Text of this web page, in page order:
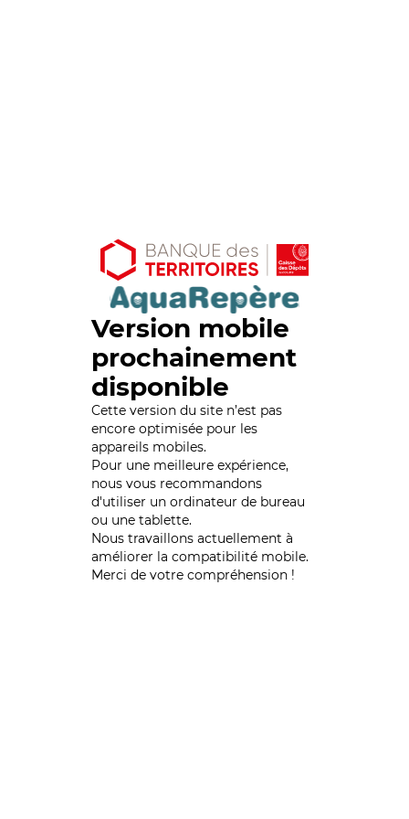
Version mobile
prochainement
disponible
Cette version du site n’est pas
encore optimisée pour les
appareils mobiles.
Pour une meilleure expérience,
nous vous recommandons
d'utiliser un ordinateur de bureau
ou une tablette.
Nous travaillons actuellement à
améliorer la compatibilité mobile.
Merci de votre compréhension !